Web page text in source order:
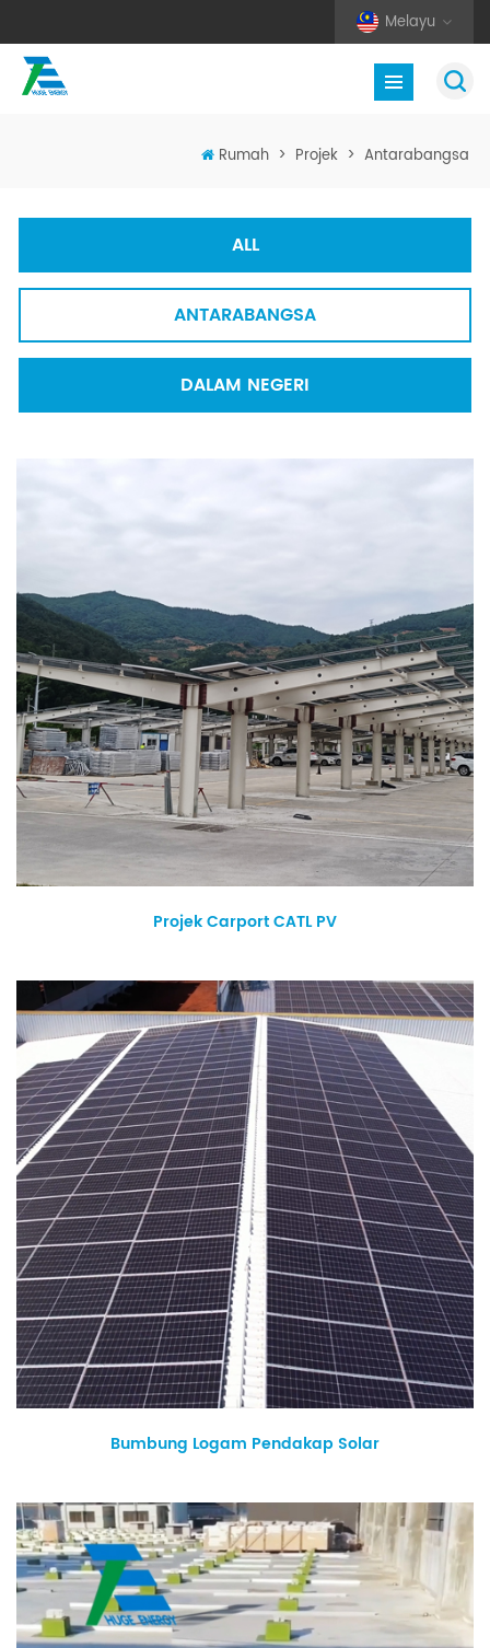
Melayu
Rumah > Projek > Antarabangsa
ALL
ANTARABANGSA
DALAM NEGERI
Projek Carport CATL PV
Bumbung Logam Pendakap Solar